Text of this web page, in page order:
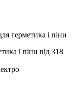
герметика і піни
і піни від 318